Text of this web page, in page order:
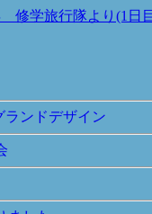
修学旅行隊より(1日
ランドデザイン